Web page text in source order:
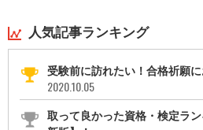
人気記事ランキング
受験前に訪れたい！合格祈願
2020.10.05
取って良かった資格・検定ラ